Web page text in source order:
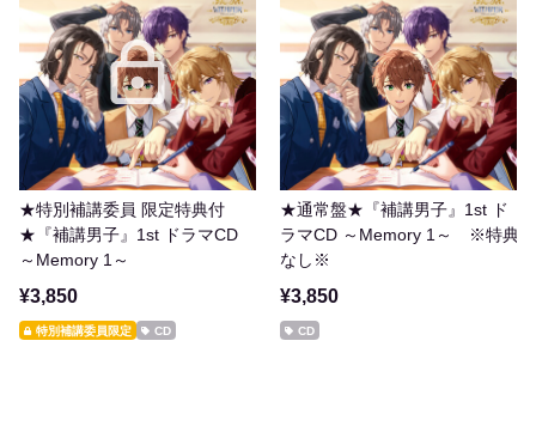
★特別補講委員 限定特典付
★『補講男子』1st ドラマCD
～Memory 1～
¥3,850
特別補講委員限定 CD
★通常盤★『補講男子』1st ド
ラマCD ～Memory 1～ ※特典
なし※
¥3,850
CD